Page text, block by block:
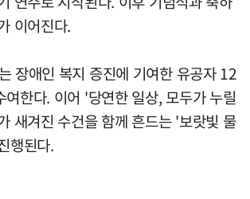
이어진다.
장애인 복지 증진에 기여한 유공자 12
여한다. 이어 '당연한 일상, 모두가 누릴
새겨진 수건을 함께 흔드는 '보랏빛 물
행된다.